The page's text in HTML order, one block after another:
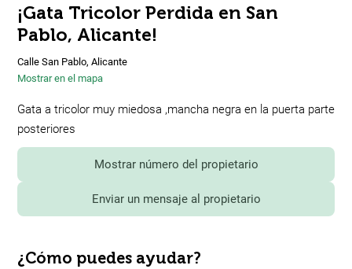
¡Gata Tricolor Perdida en San
Pablo, Alicante!
Calle San Pablo, Alicante
Mostrar en el mapa
Gata a tricolor muy miedosa ,mancha negra en la puerta parte
posteriores
Mostrar número del propietario
Enviar un mensaje al propietario
¿Cómo puedes ayudar?